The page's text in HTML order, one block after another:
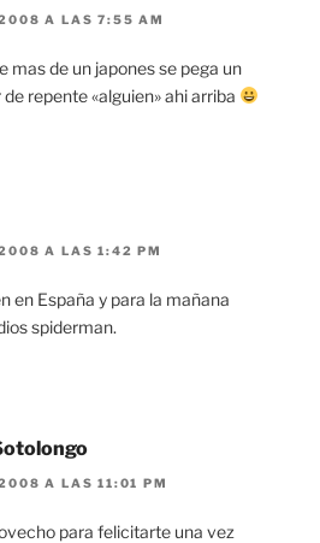
A LAS 7:55 AM
mas de un japones se pega un
repente «alguien» ahi arriba
A LAS 1:42 PM
en España y para la mañana
spiderman.
A LAS 11:01 PM
para felicitarte una vez